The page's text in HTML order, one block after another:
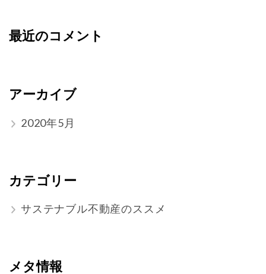
最近のコメント
アーカイブ
2020年5月
カテゴリー
サステナブル不動産のススメ
メタ情報